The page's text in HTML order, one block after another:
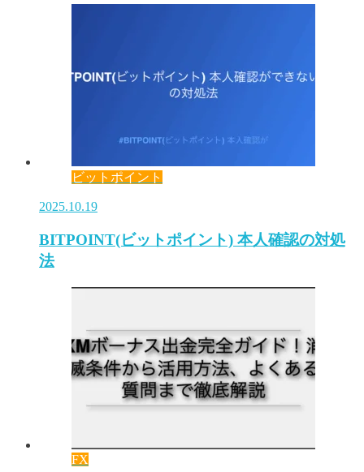
ビットポイント
2025.10.19
BITPOINT(ビットポイント) 本人確認の対処
法
FX